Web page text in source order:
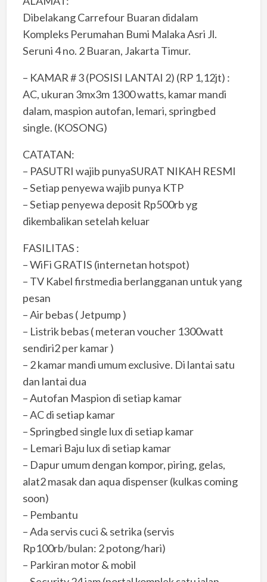
Dibelakang Carrefour Buaran didalam
Kompleks Perumahan Bumi Malaka Asri Jl.
Seruni 4 no. 2 Buaran, Jakarta Timur.
– KAMAR # 3 (POSISI LANTAI 2) (RP 1,12jt) :
AC, ukuran 3mx3m 1300 watts, kamar mandi
dalam, maspion autofan, lemari, springbed
single. (KOSONG)
CATATAN:
– PASUTRI wajib punyaSURAT NIKAH RESMI
– Setiap penyewa wajib punya KTP
– Setiap penyewa deposit Rp500rb yg
dikembalikan setelah keluar
FASILITAS :
– WiFi GRATIS (internetan hotspot)
– TV Kabel firstmedia berlangganan untuk yang
pesan
– Air bebas ( Jetpump )
– Listrik bebas ( meteran voucher 1300watt
sendiri2 per kamar )
– 2 kamar mandi umum exclusive. Di lantai satu
dan lantai dua
– Autofan Maspion di setiap kamar
– AC di setiap kamar
– Springbed single lux di setiap kamar
– Lemari Baju lux di setiap kamar
– Dapur umum dengan kompor, piring, gelas,
alat2 masak dan aqua dispenser (kulkas coming
soon)
– Pembantu
– Ada servis cuci & setrika (servis
Rp100rb/bulan: 2 potong/hari)
– Parkiran motor & mobil